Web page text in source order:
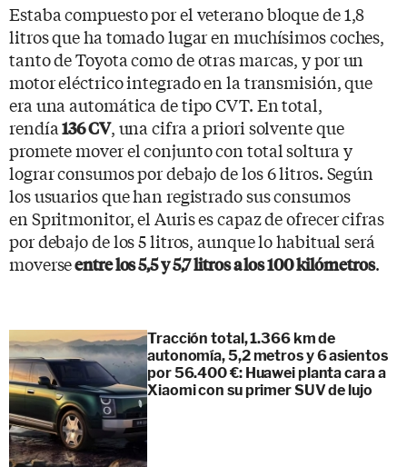
Estaba compuesto por el veterano bloque de 1,8
litros que ha tomado lugar en muchísimos coches,
tanto de Toyota como de otras marcas, y por un
motor eléctrico integrado en la transmisión, que
era una automática de tipo CVT. En total,
rendía136 CV, una cifra a priori solvente que
promete mover el conjunto con total soltura y
lograr consumos por debajo de los 6 litros. Según
los usuarios que han registrado sus consumos
en Spritmonitor, el Auris es capaz de ofrecer cifras
por debajo de los 5 litros, aunque lo habitual será
moverseentre los 5,5 y 5,7 litros a los 100 kilómetros.
Tracción total, 1.366 km de
autonomía, 5,2 metros y 6 asientos
por 56.400 €: Huawei planta cara a
Xiaomi con su primer SUV de lujo